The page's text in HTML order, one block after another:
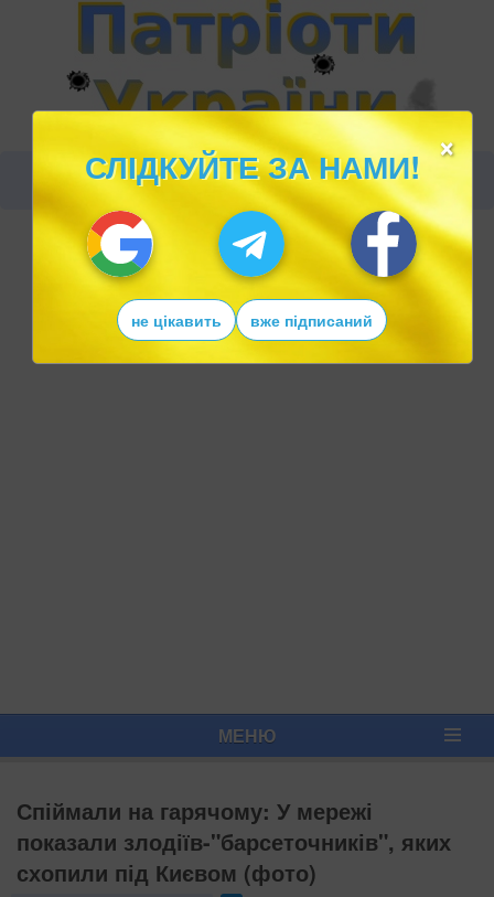
МЕНЮ
Спіймали на гарячому: У мережі
показали злодіїв-"барсеточників", яких
схопили під Києвом (фото)
×
СЛІДКУЙТЕ ЗА НАМИ!
не цікавить вже підписаний